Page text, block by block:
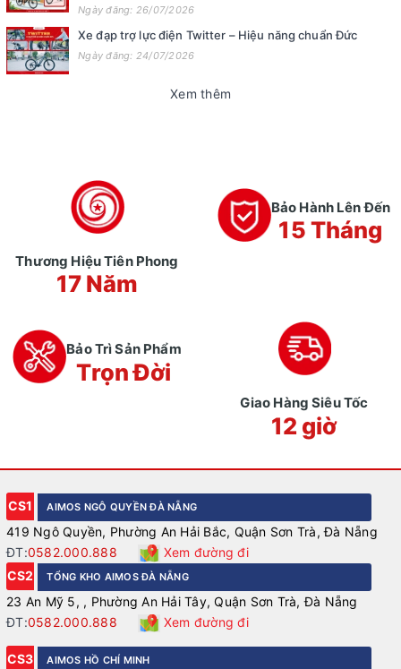
Ngày đăng: 26/07/2026
Xe đạp trợ lực điện Twitter – Hiệu năng chuẩn Đức
Ngày đăng: 24/07/2026
Xem thêm
Thương Hiệu Tiên Phong
17 Năm
Bảo Hành Lên Đến
15 Tháng
Bảo Trì Sản Phẩm
Trọn Đời
Giao Hàng Siêu Tốc
12 giờ
CS1 AIMOS NGÔ QUYỀN ĐÀ NẴNG
419 Ngô Quyền, Phường An Hải Bắc, Quận Sơn Trà, Đà Nẵng
ĐT:0582.000.888
Xem đường đi
CS2
TỔNG KHO AIMOS ĐÀ NẴNG
23 An Mỹ 5, , Phường An Hải Tây, Quận Sơn Trà, Đà Nẵng
ĐT:0582.000.888 Xem đường đi
CS3 AIMOS HỒ CHÍ MINH